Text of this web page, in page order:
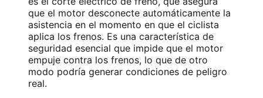
que el motor desconecte automáticamente la
asistencia en el momento en que el ciclista
aplica los frenos. Es una característica de
seguridad esencial que impide que el motor
empuje contra los frenos, lo que de otro
modo podría generar condiciones de peligro
real.